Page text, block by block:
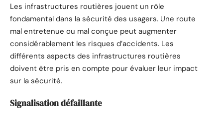
Les infrastructures routières jouent un rôle
fondamental dans la sécurité des usagers. Une route
mal entretenue ou mal conçue peut augmenter
considérablement les risques d’accidents. Les
différents aspects des infrastructures routières
doivent être pris en compte pour évaluer leur impact
sur la sécurité.
Signalisation défaillante